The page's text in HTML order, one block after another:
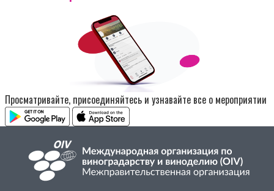
Изображение
Просматривайте, присоединяйтесь и узнавайте все о мероприятии